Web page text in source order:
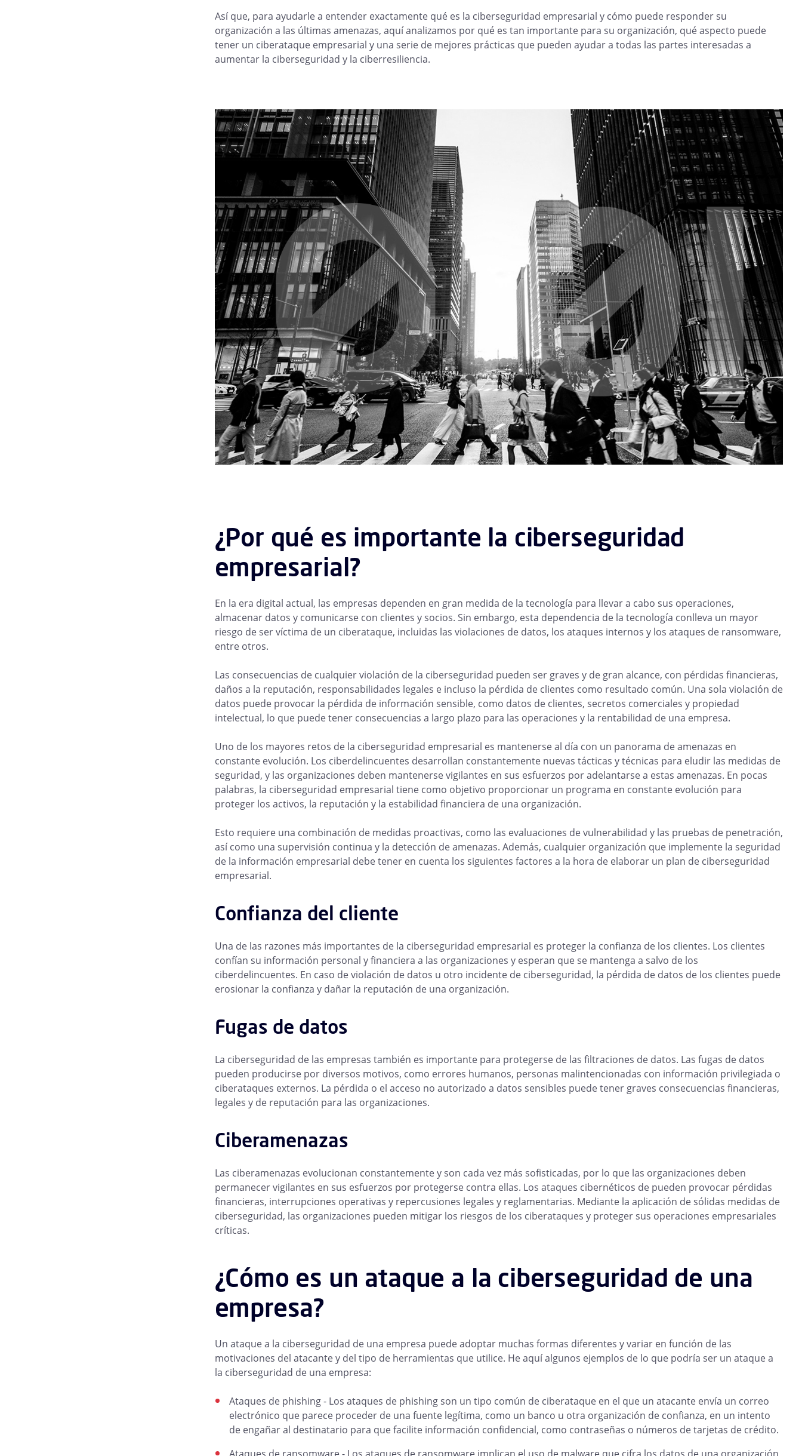
Así que, para ayudarle a entender exactamente qué es la ciberseguridad empresarial y cómo puede responder su
organización a las últimas amenazas, aquí analizamos por qué es tan importante para su organización, qué aspecto puede
tener un ciberataque empresarial y una serie de mejores prácticas que pueden ayudar a todas las partes interesadas a
aumentar la ciberseguridad y la ciberresiliencia.
¿Por qué es importante la ciberseguridad
empresarial?
En la era digital actual, las empresas dependen en gran medida de la tecnología para llevar a cabo sus operaciones,
almacenar datos y comunicarse con clientes y socios. Sin embargo, esta dependencia de la tecnología conlleva un mayor
riesgo de ser víctima de un ciberataque, incluidas las violaciones de datos, los ataques internos y los ataques de ransomware,
entre otros.
Las consecuencias de cualquier violación de la ciberseguridad pueden ser graves y de gran alcance, con pérdidas financieras,
daños a la reputación, responsabilidades legales e incluso la pérdida de clientes como resultado común. Una sola violación de
datos puede provocar la pérdida de información sensible, como datos de clientes, secretos comerciales y propiedad
intelectual, lo que puede tener consecuencias a largo plazo para las operaciones y la rentabilidad de una empresa.
Uno de los mayores retos de la ciberseguridad empresarial es mantenerse al día con un panorama de amenazas en
constante evolución. Los ciberdelincuentes desarrollan constantemente nuevas tácticas y técnicas para eludir las medidas de
seguridad, y las organizaciones deben mantenerse vigilantes en sus esfuerzos por adelantarse a estas amenazas. En pocas
palabras, la ciberseguridad empresarial tiene como objetivo proporcionar un programa en constante evolución para
proteger los activos, la reputación y la estabilidad financiera de una organización.
Esto requiere una combinación de medidas proactivas, como las evaluaciones de vulnerabilidad y las pruebas de penetración,
así como una supervisión continua y la detección de amenazas. Además, cualquier organización que implemente la seguridad
de la información empresarial debe tener en cuenta los siguientes factores a la hora de elaborar un plan de ciberseguridad
empresarial.
Confianza del cliente
Una de las razones más importantes de la ciberseguridad empresarial es proteger la confianza de los clientes. Los clientes
confían su información personal y financiera a las organizaciones y esperan que se mantenga a salvo de los
ciberdelincuentes. En caso de violación de datos u otro incidente de ciberseguridad, la pérdida de datos de los clientes puede
erosionar la confianza y dañar la reputación de una organización.
Fugas de datos
La ciberseguridad de las empresas también es importante para protegerse de las filtraciones de datos. Las fugas de datos
pueden producirse por diversos motivos, como errores humanos, personas malintencionadas con información privilegiada o
ciberataques externos. La pérdida o el acceso no autorizado a datos sensibles puede tener graves consecuencias financieras,
legales y de reputación para las organizaciones.
Ciberamenazas
Las ciberamenazas evolucionan constantemente y son cada vez más sofisticadas, por lo que las organizaciones deben
permanecer vigilantes en sus esfuerzos por protegerse contra ellas. Los ataques cibernéticos de pueden provocar pérdidas
financieras, interrupciones operativas y repercusiones legales y reglamentarias. Mediante la aplicación de sólidas medidas de
ciberseguridad, las organizaciones pueden mitigar los riesgos de los ciberataques y proteger sus operaciones empresariales
críticas.
¿Cómo es un ataque a la ciberseguridad de una
empresa?
Un ataque a la ciberseguridad de una empresa puede adoptar muchas formas diferentes y variar en función de las
motivaciones del atacante y del tipo de herramientas que utilice. He aquí algunos ejemplos de lo que podría ser un ataque a
la ciberseguridad de una empresa:
Ataques de phishing - Los ataques de phishing son un tipo común de ciberataque en el que un atacante envía un correo
electrónico que parece proceder de una fuente legítima, como un banco u otra organización de confianza, en un intento
de engañar al destinatario para que facilite información confidencial, como contraseñas o números de tarjetas de crédito.